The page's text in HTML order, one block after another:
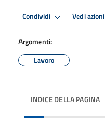
Condividi Vedi azioni
Argomenti:
Lavoro
INDICE DELLA PAGINA